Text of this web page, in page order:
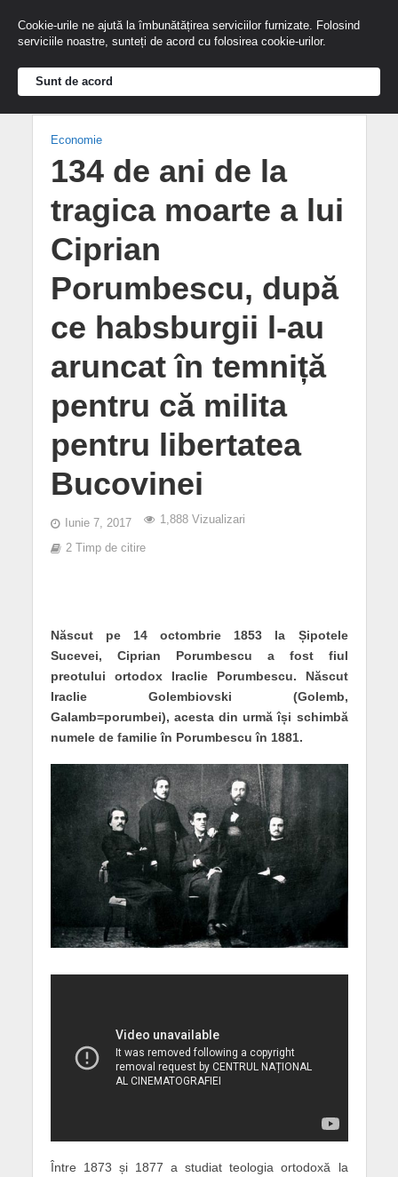
Economie
134 de ani de la
tragica moarte a lui
Ciprian
Porumbescu, după
ce habsburgii l-au
aruncat în temniță
pentru că milita
pentru libertatea
Bucovinei
Iunie 7, 2017 1,888 Vizualizari
2 Timp de citire
Născut pe 14 octombrie 1853 la Șipotele
Sucevei, Ciprian Porumbescu a fost fiul
preotului ortodox Iraclie Porumbescu. Născut
Iraclie Golembiovski (Golemb,
Galamb=porumbei), acesta din urmă își schimbă
numele de familie în Porumbescu în 1881.
Între 1873 și 1877 a studiat teologia ortodoxă la
Cookie-urile ne ajută la îmbunătățirea serviciilor furnizate. Folosind
serviciile noastre, sunteți de acord cu folosirea cookie-urilor.
Sunt de acord